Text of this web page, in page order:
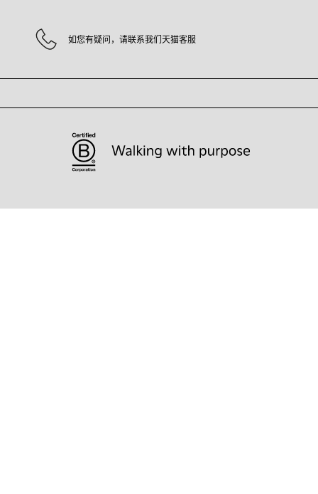
如您有疑问，请联系我们天猫客服